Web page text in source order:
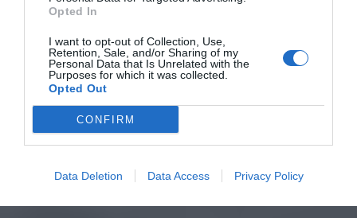
Opted In
I want to opt-out of Collection, Use,
Retention, Sale, and/or Sharing of my
Personal Data that Is Unrelated with the
Purposes for which it was collected.
Opted Out
CONFIRM
Data Deletion Data Access Privacy Policy